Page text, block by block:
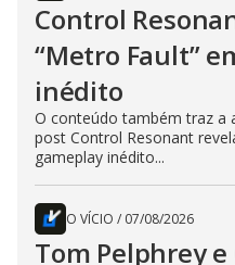
Control
“Metro Fault”
inédito
O conteúdo também traz a
post Control Resonant
gameplay inédito...
O VÍCIO / 07/08/2026
Tom Pelphrey